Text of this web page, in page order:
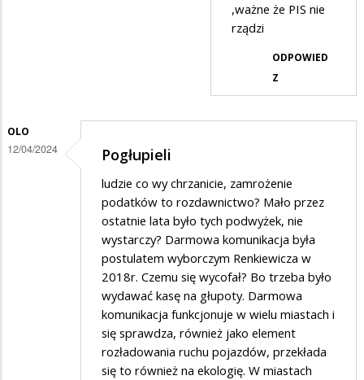
,ważne że PIS nie
rządzi
ODPOWIED
Z
OLO
12/04/2024 Pogłupieli
ludzie co wy chrzanicie, zamrożenie
podatków to rozdawnictwo? Mało przez
ostatnie lata było tych podwyżek, nie
wystarczy? Darmowa komunikacja była
postulatem wyborczym Renkiewicza w
2018r. Czemu się wycofał? Bo trzeba było
wydawać kasę na głupoty. Darmowa
komunikacja funkcjonuje w wielu miastach i
się sprawdza, również jako element
rozładowania ruchu pojazdów, przekłada
się to również na ekologię. W miastach